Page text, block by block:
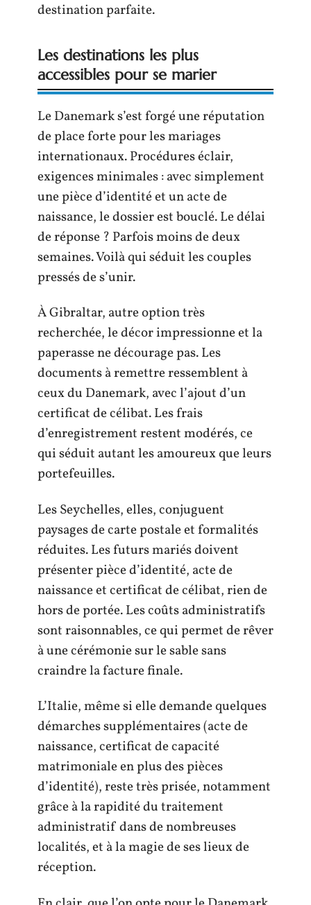
destination parfaite.
Les destinations les plus
accessibles pour se marier
Le Danemark s’est forgé une réputation
de place forte pour les mariages
internationaux. Procédures éclair,
exigences minimales : avec simplement
une pièce d’identité et un acte de
naissance, le dossier est bouclé. Le délai
de réponse ? Parfois moins de deux
semaines. Voilà qui séduit les couples
pressés de s’unir.
À Gibraltar, autre option très
recherchée, le décor impressionne et la
paperasse ne décourage pas. Les
documents à remettre ressemblent à
ceux du Danemark, avec l’ajout d’un
certificat de célibat. Les frais
d’enregistrement restent modérés, ce
qui séduit autant les amoureux que leurs
portefeuilles.
Les Seychelles, elles, conjuguent
paysages de carte postale et formalités
réduites. Les futurs mariés doivent
présenter pièce d’identité, acte de
naissance et certificat de célibat, rien de
hors de portée. Les coûts administratifs
sont raisonnables, ce qui permet de rêver
à une cérémonie sur le sable sans
craindre la facture finale.
L’Italie, même si elle demande quelques
démarches supplémentaires (acte de
naissance, certificat de capacité
matrimoniale en plus des pièces
d’identité), reste très prisée, notamment
grâce à la rapidité du traitement
administratif dans de nombreuses
localités, et à la magie de ses lieux de
réception.